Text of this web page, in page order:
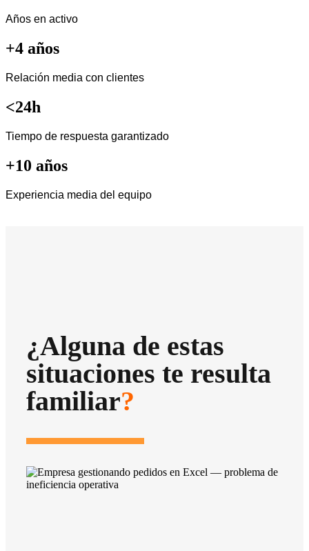
Años en activo
+4 años
Relación media con clientes
<24h
Tiempo de respuesta garantizado
+10 años
Experiencia media del equipo
¿Alguna de estas
situaciones te resulta
familiar?